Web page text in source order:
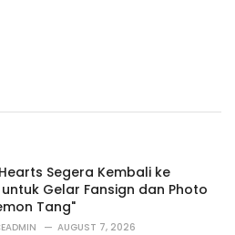
Segera Kembali ke
Gelar Fansign dan Photo
Tang"
AUGUST 7, 2026